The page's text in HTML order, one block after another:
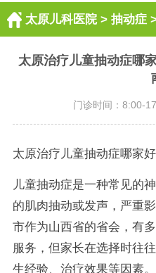
太原儿科医院> 抽动症
太原治疗儿童抽动症哪
门诊时间：8:00-
太原治疗儿童抽动症哪家
儿童抽动症是一种常见的
的肌肉抽动或发声，严重
市作为山西省的省会，有
服务，但家长在选择时往
生经验、治疗效果等因素